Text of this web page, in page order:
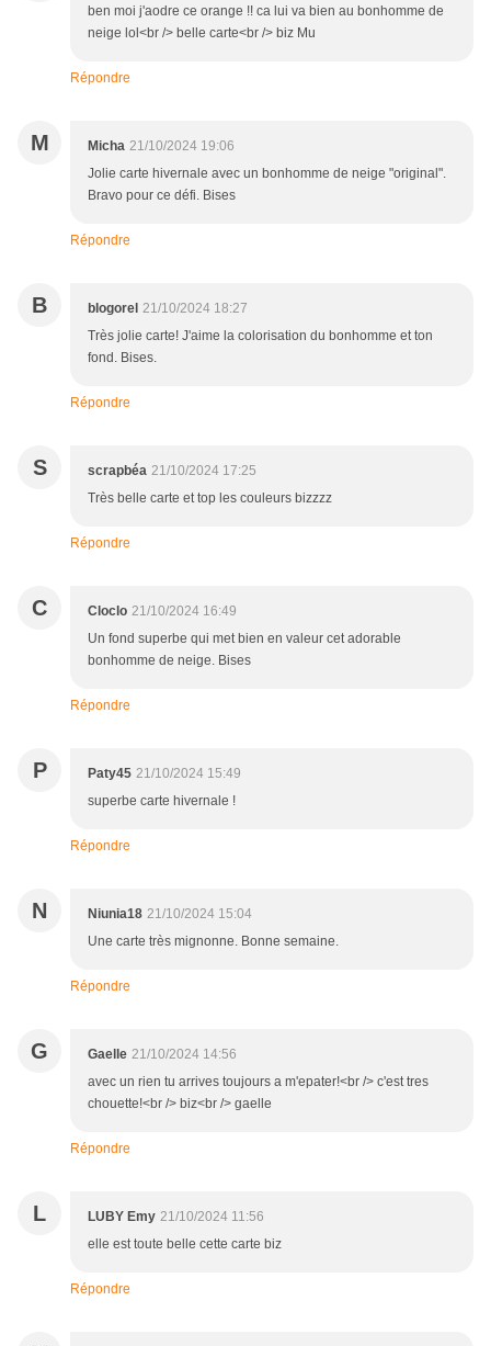
ben moi j'aodre ce orange !! ca lui va bien au bonhomme de
neige lol<br /> belle carte<br /> biz Mu
Répondre
M Micha 21/10/2024 19:06
Jolie carte hivernale avec un bonhomme de neige "original".
Bravo pour ce défi. Bises
Répondre
B blogorel 21/10/2024 18:27
Très jolie carte! J'aime la colorisation du bonhomme et ton
fond. Bises.
Répondre
S scrapbéa 21/10/2024 17:25
Très belle carte et top les couleurs bizzzz
Répondre
C Cloclo 21/10/2024 16:49
Un fond superbe qui met bien en valeur cet adorable
bonhomme de neige. Bises
Répondre
P Paty45 21/10/2024 15:49
superbe carte hivernale !
Répondre
N Niunia18 21/10/2024 15:04
Une carte très mignonne. Bonne semaine.
Répondre
G Gaelle 21/10/2024 14:56
avec un rien tu arrives toujours a m'epater!<br /> c'est tres
chouette!<br /> biz<br /> gaelle
Répondre
L LUBY Emy 21/10/2024 11:56
elle est toute belle cette carte biz
Répondre